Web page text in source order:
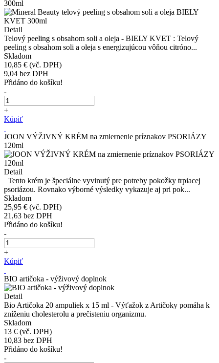
300ml
Detail
Telový peeling s obsahom soli a oleja - BIELY KVET : Telový
peeling s obsahom soli a oleja s energizujúcou vôňou citróno...
Skladom
10,85 € (vč. DPH)
9,04 bez DPH
Přidáno do košíku!
-
+
Kúpiť
JOON VÝŽIVNÝ KRÉM na zmiernenie príznakov PSORIÁZY
120ml
Detail
Tento krém je špeciálne vyvinutý pre potreby pokožky trpiacej
psoriázou. Rovnako výborné výsledky vykazuje aj pri pok...
Skladom
25,95 € (vč. DPH)
21,63 bez DPH
Přidáno do košíku!
-
+
Kúpiť
BIO artičoka - výživový doplnok
Detail
Bio Artičoka 20 ampuliek x 15 ml - Výťažok z Artičoky pomáha k
zníženiu cholesterolu a prečisteniu organizmu.
Skladom
13 € (vč. DPH)
10,83 bez DPH
Přidáno do košíku!
-